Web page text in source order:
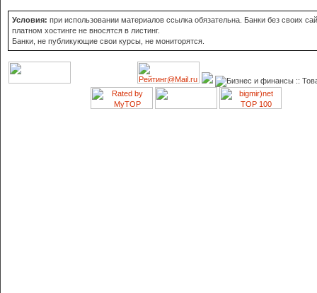
Условия: при использовании материалов ссылка обязательна. Банки без своих
платном хостинге не вносятся в листинг.
Банки, не публикующие свои курсы, не мониторятся.